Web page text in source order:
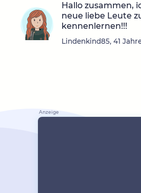
Hallo zusammen,
neue liebe Leute
kennenlernen!!!
Lindenkind85, 41